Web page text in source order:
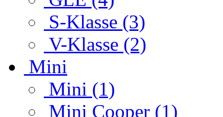
S-Klasse (3)
V-Klasse (2)
Mini
Mini (1)
Mini Cooper (1)